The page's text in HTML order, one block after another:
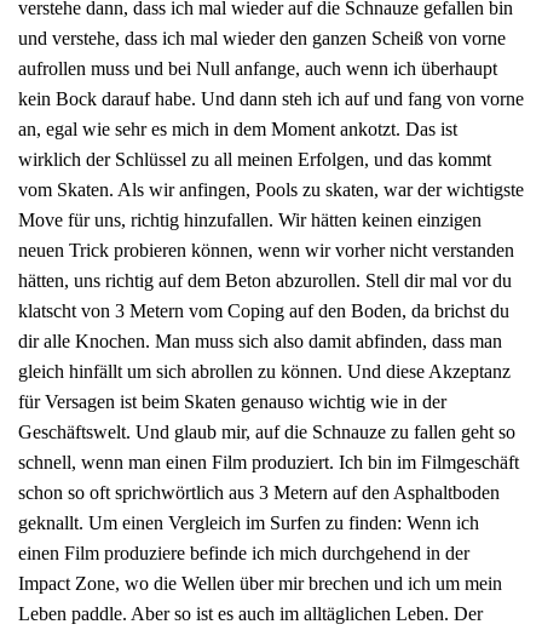
verstehe dann, dass ich mal wieder auf die Schnauze gefallen bin
und verstehe, dass ich mal wieder den ganzen Scheiß von vorne
aufrollen muss und bei Null anfange, auch wenn ich überhaupt
kein Bock darauf habe. Und dann steh ich auf und fang von vorne
an, egal wie sehr es mich in dem Moment ankotzt. Das ist
wirklich der Schlüssel zu all meinen Erfolgen, und das kommt
vom Skaten. Als wir anfingen, Pools zu skaten, war der wichtigste
Move für uns, richtig hinzufallen. Wir hätten keinen einzigen
neuen Trick probieren können, wenn wir vorher nicht verstanden
hätten, uns richtig auf dem Beton abzurollen. Stell dir mal vor du
klatscht von 3 Metern vom Coping auf den Boden, da brichst du
dir alle Knochen. Man muss sich also damit abfinden, dass man
gleich hinfällt um sich abrollen zu können. Und diese Akzeptanz
für Versagen ist beim Skaten genauso wichtig wie in der
Geschäftswelt. Und glaub mir, auf die Schnauze zu fallen geht so
schnell, wenn man einen Film produziert. Ich bin im Filmgeschäft
schon so oft sprichwörtlich aus 3 Metern auf den Asphaltboden
geknallt. Um einen Vergleich im Surfen zu finden: Wenn ich
einen Film produziere befinde ich mich durchgehend in der
Impact Zone, wo die Wellen über mir brechen und ich um mein
Leben paddle. Aber so ist es auch im alltäglichen Leben. Der